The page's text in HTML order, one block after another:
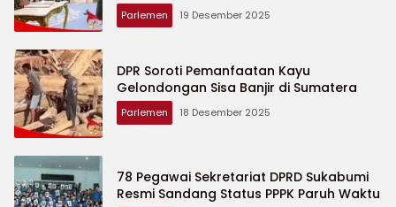
Parlemen 19 Desember 2025
DPR Soroti Pemanfaatan Kayu
Gelondongan Sisa Banjir di Sumatera
Parlemen 18 Desember 2025
78 Pegawai Sekretariat DPRD Sukabumi
Resmi Sandang Status PPPK Paruh Waktu